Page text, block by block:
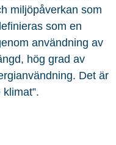
miljöpåverkan som
som en
användning av
hög grad av
Det är